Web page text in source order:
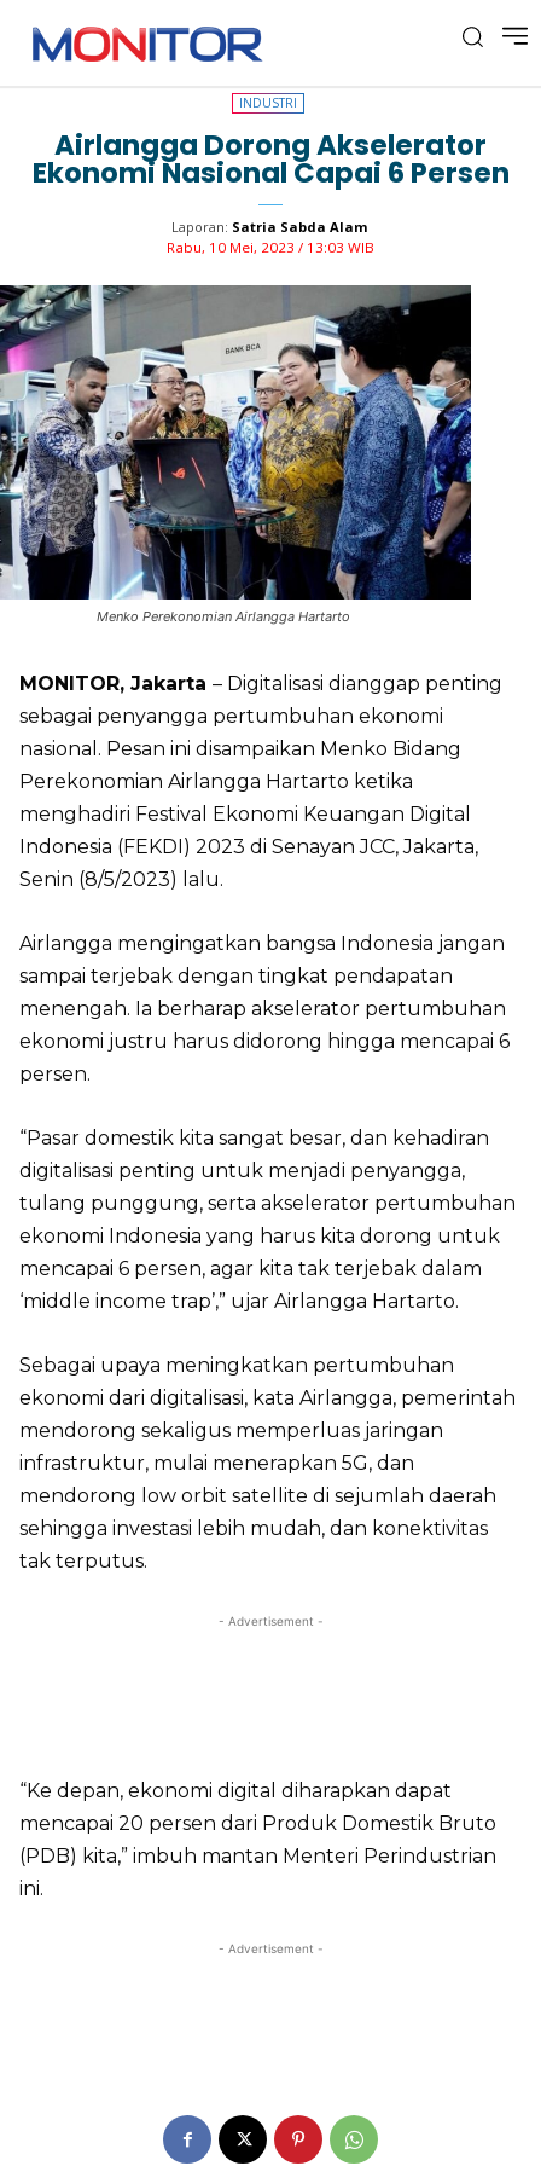
INDUSTRI
INDUSTRI
Airlangga Dorong Akselerator
Ekonomi Nasional Capai 6 Persen
Laporan: Satria Sabda Alam
Rabu, 10 Mei, 2023 / 13:03 WIB
Menko Perekonomian Airlangga Hartarto
MONITOR, Jakarta – Digitalisasi dianggap penting
sebagai penyangga pertumbuhan ekonomi
nasional. Pesan ini disampaikan Menko Bidang
Perekonomian Airlangga Hartarto ketika
menghadiri Festival Ekonomi Keuangan Digital
Indonesia (FEKDI) 2023 di Senayan JCC, Jakarta,
Senin (8/5/2023) lalu.
Airlangga mengingatkan bangsa Indonesia jangan
sampai terjebak dengan tingkat pendapatan
menengah. Ia berharap akselerator pertumbuhan
ekonomi justru harus didorong hingga mencapai 6
persen.
“Pasar domestik kita sangat besar, dan kehadiran
digitalisasi penting untuk menjadi penyangga,
tulang punggung, serta akselerator pertumbuhan
ekonomi Indonesia yang harus kita dorong untuk
mencapai 6 persen, agar kita tak terjebak dalam
‘middle income trap’,” ujar Airlangga Hartarto.
Sebagai upaya meningkatkan pertumbuhan
ekonomi dari digitalisasi, kata Airlangga, pemerintah
mendorong sekaligus memperluas jaringan
infrastruktur, mulai menerapkan 5G, dan
mendorong low orbit satellite di sejumlah daerah
sehingga investasi lebih mudah, dan konektivitas
tak terputus.
- Advertisement -
“Ke depan, ekonomi digital diharapkan dapat
mencapai 20 persen dari Produk Domestik Bruto
(PDB) kita,” imbuh mantan Menteri Perindustrian
ini.
- Advertisement -